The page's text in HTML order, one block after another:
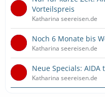
Vorteilspreis
Katharina seereisen.de
Noch 6 Monate bis
Katharina seereisen.de
Neue Specials: AIDA
Katharina seereisen.de